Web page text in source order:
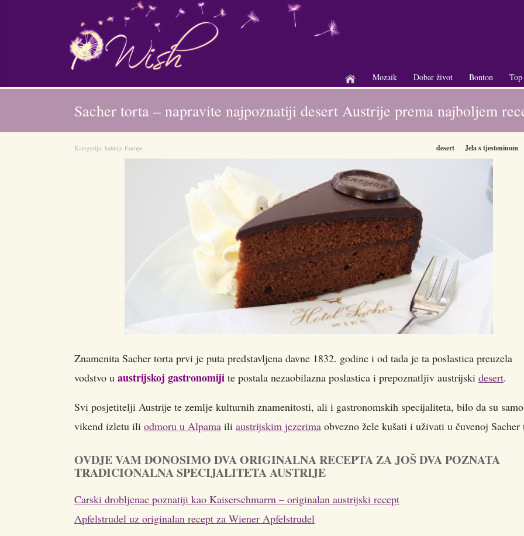
+
Mozaik
+
Dobar život
+
Bonton
Sacher torta – napravite najpoznatiji desert Austrije prema najboljem
Kategorija: kuhinje Europe desert Jela s tjesteninom
Znamenita Sacher torta prvi je puta predstavljena davne 1832. godine i od tada je ta poslastica preuzela
vodstvo u austrijskoj gastronomiji te postala nezaobilazna poslastica i prepoznatljiv austrijski desert.
Svi posjetitelji Austrije te zemlje kulturnih znamenitosti, ali i gastronomskih specijaliteta, bilo da su
vikend izletu ili odmoru u Alpama ili austrijskim jezerima obvezno žele kušati i uživati u čuvenoj
OVDJE VAM DONOSIMO DVA ORIGINALNA RECEPTA ZA JOŠ DVA POZNATA
TRADICIONALNA SPECIJALITETA AUSTRIJE
Carski drobljenac poznatiji kao Kaiserschmarrn – originalan austrijski recept
Apfelstrudel uz originalan recept za Wiener Apfelstrudel